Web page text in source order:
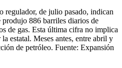
regulador, de julio pasado, indican
produjo 886 barriles diarios de
de gas. Esta última cifra no implica
estatal. Meses antes, entre abril y
de petróleo. Fuente: Expansión